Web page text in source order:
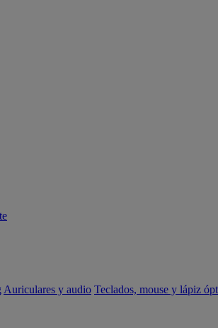
Auriculares y audio Teclados, mouse y lápiz